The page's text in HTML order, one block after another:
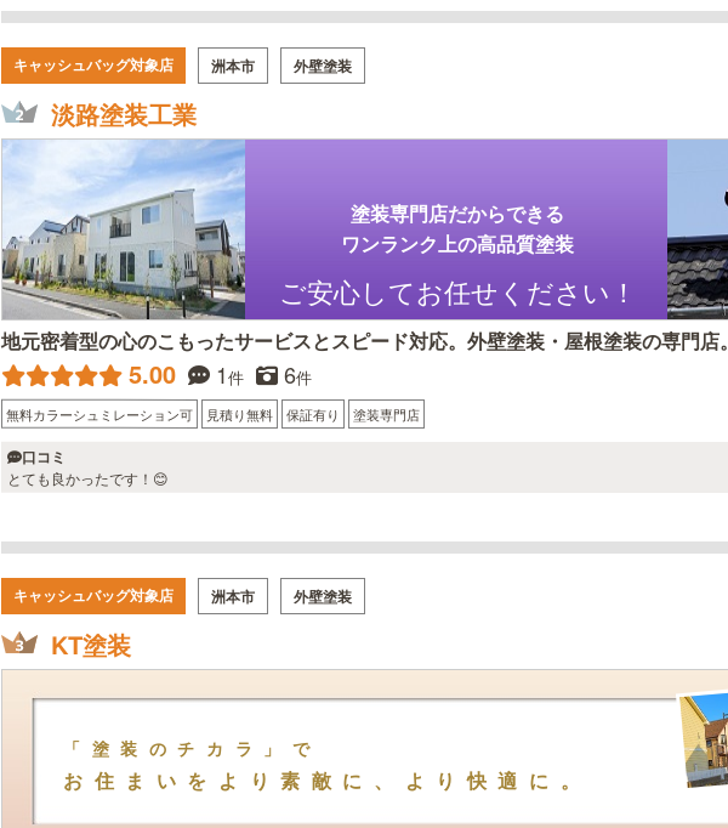
キャッシュバッグ対象店 洲本市 外壁塗装
淡路塗装工業
塗装専門店だからできる
ワンランク上の高品質塗装
ご安心してお任せください！
地元密着型の心のこもったサービスとスピード対応。外壁塗装・屋根塗装の専門店。
5.00 1件 6件
無料カラーシュミレーション可 見積り無料 保証有り 塗装専門店
口コミ
とても良かったです！😊
キャッシュバッグ対象店 洲本市 外壁塗装
KT塗装
「塗装のチカラ」で
お住まいをより素敵に、より快適に。